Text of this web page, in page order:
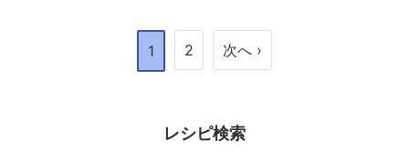
1 2 次へ ›
レシピ検索